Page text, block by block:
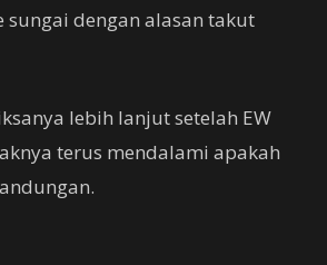
dengan alasan takut
lebih lanjut setelah EW
terus mendalami apakah